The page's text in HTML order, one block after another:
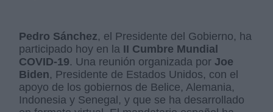
Pedro Sánchez, el Presidente del Gobierno, ha
participado hoy en la II Cumbre Mundial
COVID-19. Una reunión organizada por Joe
Biden, Presidente de Estados Unidos, con el
apoyo de los gobiernos de Belice, Alemania,
Indonesia y Senegal, y que se ha desarrollado